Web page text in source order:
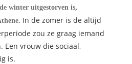
winter uitgestorven is,
In de zomer is de altijd
zou ze graag iemand
Een vrouw die sociaal,
is.